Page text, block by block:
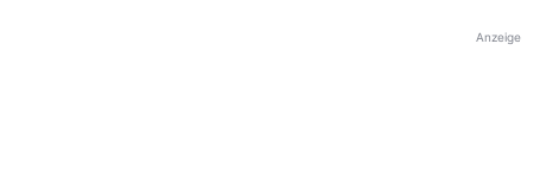
Anzeige